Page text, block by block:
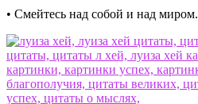
• Смейтесь над собой и над миром.